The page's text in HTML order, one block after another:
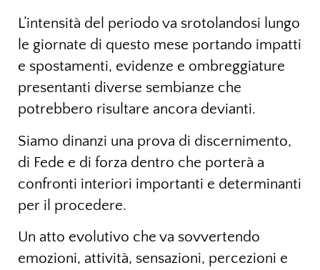
L’intensità del periodo va srotolandosi lungo
le giornate di questo mese portando impatti
e spostamenti, evidenze e ombreggiature
presentanti diverse sembianze che
potrebbero risultare ancora devianti.
Siamo dinanzi una prova di discernimento,
di Fede e di forza dentro che porterà a
confronti interiori importanti e determinanti
per il procedere.
Un atto evolutivo che va sovvertendo
emozioni, attività, sensazioni, percezioni e